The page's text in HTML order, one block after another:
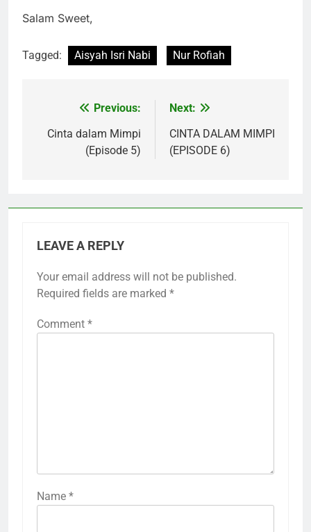
Salam Sweet,
Tagged: Aisyah Isri Nabi Nur Rofiah
navigation
Previous:
Cinta dalam Mimpi
(Episode 5)
Next:
CINTA DALAM MIMPI
(EPISODE 6)
LEAVE A REPLY
Your email address will not be published.
Required fields are marked *
Comment *
Name *